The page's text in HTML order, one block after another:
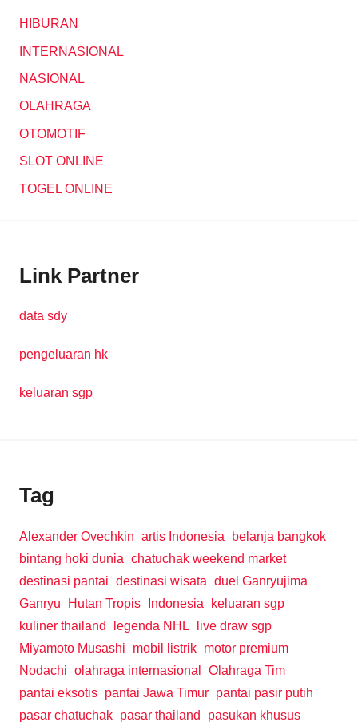
HIBURAN
INTERNASIONAL
NASIONAL
OLAHRAGA
OTOMOTIF
SLOT ONLINE
TOGEL ONLINE
Link Partner
data sdy
pengeluaran hk
keluaran sgp
Tag
Alexander Ovechkin artis Indonesia
belanja bangkok
bintang hoki dunia chatuchak weekend market
destinasi pantai destinasi wisata duel Ganryujima
Ganryu
Hutan Tropis Indonesia
keluaran sgp
kuliner thailand
legenda NHL
live draw sgp
Miyamoto Musashi
mobil listrik motor premium
Nodachi olahraga internasional
Olahraga Tim
pantai eksotis pantai Jawa Timur pantai pasir putih
pasar chatuchak pasar thailand pasukan khusus